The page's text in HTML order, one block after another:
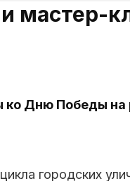
мастер-
Дню Победы на
городских